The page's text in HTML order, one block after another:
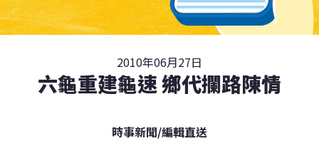
2010年06月27日
六龜重建龜速 鄉代攔路陳情
時事新聞/編輯直送